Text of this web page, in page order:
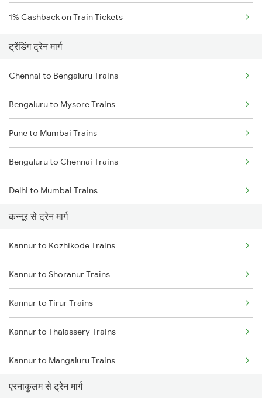
1% Cashback on Train Tickets
ट्रेंडिंग ट्रेन मार्ग
Chennai to Bengaluru Trains
Bengaluru to Mysore Trains
Pune to Mumbai Trains
Bengaluru to Chennai Trains
Delhi to Mumbai Trains
Mumbai to Pune Trains
Delhi to Jammu Trains
Mumbai to Delhi Trains
Mumbai to Goa Trains
Chennai to Coimbatore Trains
कन्नूर से ट्रेन मार्ग
Kannur to Kozhikode Trains
Kannur to Shoranur Trains
Kannur to Tirur Trains
Kannur to Thalassery Trains
Kannur to Mangaluru Trains
Kannur to Kasaragod Trains
एरनाकुलम से ट्रेन मार्ग